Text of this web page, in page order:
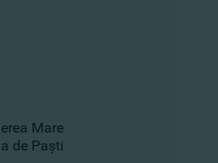
Mare
de Paşti